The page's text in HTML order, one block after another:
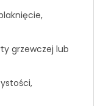
grzewczej lub